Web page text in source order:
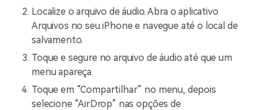
Localize o arquivo de áudio. Abra o aplicativo
Arquivos no seu iPhone e navegue até o local de
salvamento.
Toque e segure no arquivo de áudio até que um
menu apareça.
Toque em “Compartilhar” no menu, depois
selecione “AirDrop” nas opções de